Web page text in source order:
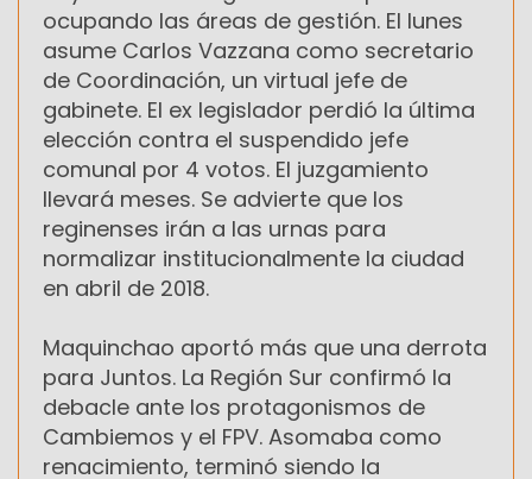
ocupando las áreas de gestión. El lunes
asume Carlos Vazzana como secretario
de Coordinación, un virtual jefe de
gabinete. El ex legislador perdió la última
elección contra el suspendido jefe
comunal por 4 votos. El juzgamiento
llevará meses. Se advierte que los
reginenses irán a las urnas para
normalizar institucionalmente la ciudad
en abril de 2018.
Maquinchao aportó más que una derrota
para Juntos. La Región Sur confirmó la
debacle ante los protagonismos de
Cambiemos y el FPV. Asomaba como
renacimiento, terminó siendo la